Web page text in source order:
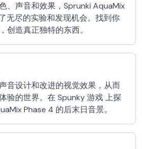
、声音和效果，Sprunki AquaMix
无尽的实验和发现机会。找到你
创造真正独特的东西。
音设计和改进的视觉效果，从而
验的世界。在 Spunky 游戏 上探
Phase 4 的后末日音景。